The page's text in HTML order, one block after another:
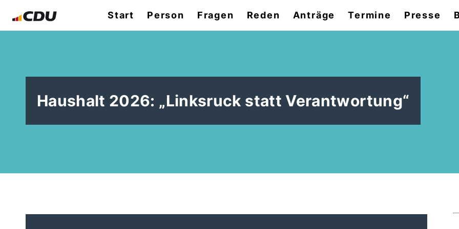
Start Person Fragen Reden Anträge Termine Presse
Haushalt 2026: „Linksruck statt Verantwortung“